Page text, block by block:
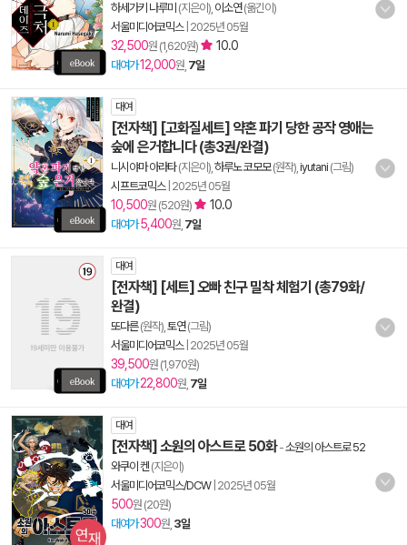
하세가키 나루미 (지은이), 이소연(옮긴이)
서울미디어코믹스| 2025년 05월
32,500원 (1,620원) 10.0
대여가12,000원, 7일
대여
[전자책] [고화질세트] 약혼 파기 당한 공작 영애는
숲에 은거합니다 (총3권/완결)
니시야마 아라타(지은이), 하루노 코모모(원작), iyutani (그림)
시프트코믹스| 2025년 05월
10,500원 (520원) 10.0
대여가 5,400원, 7일
대여
[전자책] [세트] 오빠 친구 밀착 체험기 (총79화/
완결)
또다른(원작), 토연(그림)
서울미디어코믹스| 2025년 05월
39,500원 (1,970원)
대여가 22,800원, 7일
대여
[전자책] 소원의 아스트로 50화-소원의 아스트로 52
와쿠이 켄 (지은이)
서울미디어코믹스/DCW| 2025년 05월
500원 (20원)
대여가300원, 3일